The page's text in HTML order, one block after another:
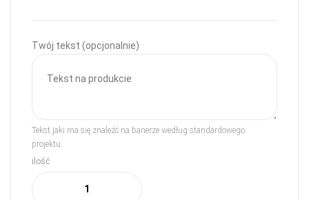
Twój tekst (opcjonalnie)
Tekst jaki ma się znaleźć na banerze według standardowego
projektu.
ilość